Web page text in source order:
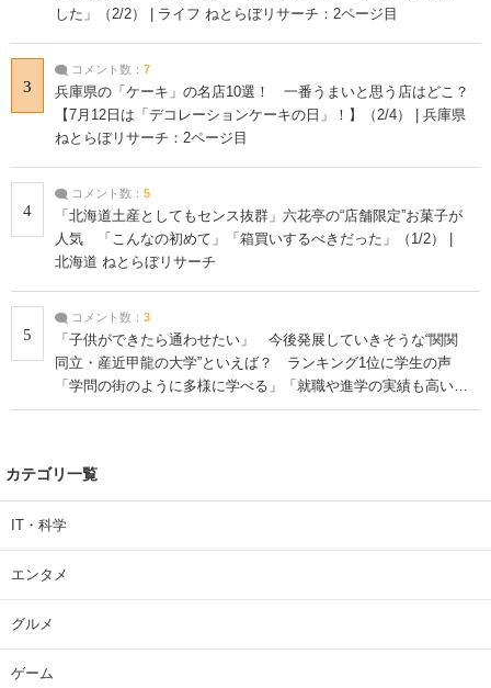
した」（2/2） | ライフ ねとらぼリサーチ：2ページ目
3
コメント数： 7
兵庫県の「ケーキ」の名店10選！ 一番うまいと思う店はどこ？
【7月12日は「デコレーションケーキの日」！】（2/4） | 兵庫県
ねとらぼリサーチ：2ページ目
4
コメント数： 5
「北海道土産としてもセンス抜群」六花亭の“店舗限定”お菓子が
人気 「こんなの初めて」「箱買いするべきだった」（1/2） |
北海道 ねとらぼリサーチ
5
コメント数： 3
「子供ができたら通わせたい」 今後発展していきそうな“関関
同立・産近甲龍の大学”といえば？ ランキング1位に学生の声
「学問の街のように多様に学べる」「就職や進学の実績も高い」
| 大学 ねとらぼリサーチ
カテゴリ一覧
IT・科学
エンタメ
グルメ
ゲーム